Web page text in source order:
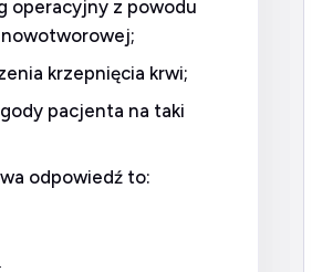
operacyjny z powodu
krzepnięcia krwi;
pacjenta na taki
odpowiedź to: